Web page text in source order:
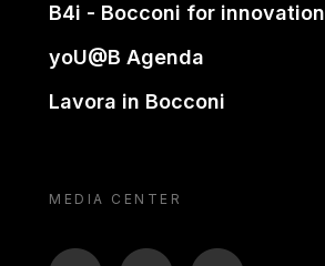
B4i - Bocconi for innovation
yoU@B Agenda
Lavora in Bocconi
MEDIA CENTER
BTV TL ON